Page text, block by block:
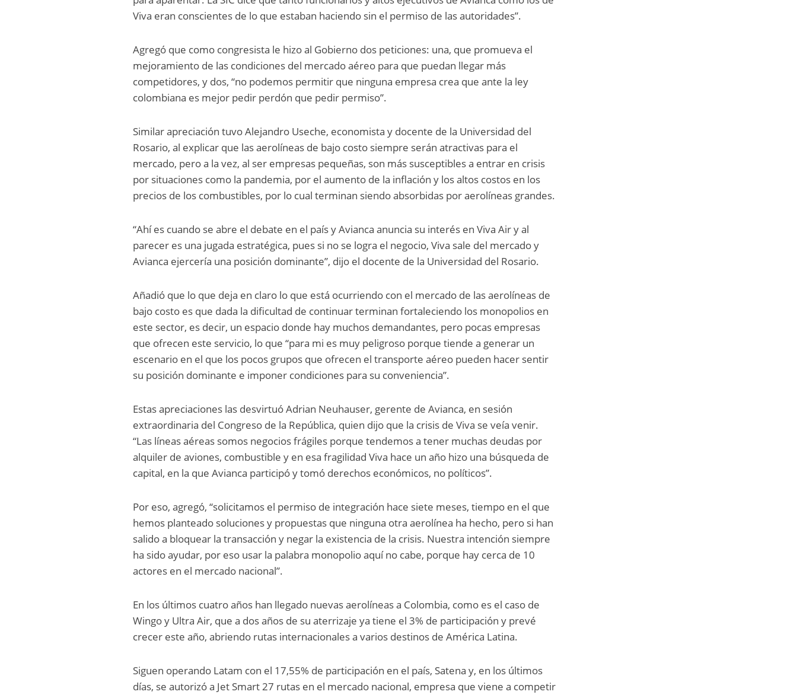
Viva eran conscientes de lo que estaban haciendo sin el permiso de las autoridades”.
Agregó que como congresista le hizo al Gobierno dos peticiones: una, que promueva el
mejoramiento de las condiciones del mercado aéreo para que puedan llegar más
competidores, y dos, “no podemos permitir que ninguna empresa crea que ante la ley
colombiana es mejor pedir perdón que pedir permiso”.
Similar apreciación tuvo Alejandro Useche, economista y docente de la Universidad del
Rosario, al explicar que las aerolíneas de bajo costo siempre serán atractivas para el
mercado, pero a la vez, al ser empresas pequeñas, son más susceptibles a entrar en crisis
por situaciones como la pandemia, por el aumento de la inflación y los altos costos en los
precios de los combustibles, por lo cual terminan siendo absorbidas por aerolíneas grandes.
“Ahí es cuando se abre el debate en el país y Avianca anuncia su interés en Viva Air y al
parecer es una jugada estratégica, pues si no se logra el negocio, Viva sale del mercado y
Avianca ejercería una posición dominante”, dijo el docente de la Universidad del Rosario.
Añadió que lo que deja en claro lo que está ocurriendo con el mercado de las aerolíneas de
bajo costo es que dada la dificultad de continuar terminan fortaleciendo los monopolios en
este sector, es decir, un espacio donde hay muchos demandantes, pero pocas empresas
que ofrecen este servicio, lo que “para mi es muy peligroso porque tiende a generar un
escenario en el que los pocos grupos que ofrecen el transporte aéreo pueden hacer sentir
su posición dominante e imponer condiciones para su conveniencia”.
Estas apreciaciones las desvirtuó Adrian Neuhauser, gerente de Avianca, en sesión
extraordinaria del Congreso de la República, quien dijo que la crisis de Viva se veía venir.
“Las líneas aéreas somos negocios frágiles porque tendemos a tener muchas deudas por
alquiler de aviones, combustible y en esa fragilidad Viva hace un año hizo una búsqueda de
capital, en la que Avianca participó y tomó derechos económicos, no políticos”.
Por eso, agregó, “solicitamos el permiso de integración hace siete meses, tiempo en el que
hemos planteado soluciones y propuestas que ninguna otra aerolínea ha hecho, pero si han
salido a bloquear la transacción y negar la existencia de la crisis. Nuestra intención siempre
ha sido ayudar, por eso usar la palabra monopolio aquí no cabe, porque hay cerca de 10
actores en el mercado nacional”.
En los últimos cuatro años han llegado nuevas aerolíneas a Colombia, como es el caso de
Wingo y Ultra Air, que a dos años de su aterrizaje ya tiene el 3% de participación y prevé
crecer este año, abriendo rutas internacionales a varios destinos de América Latina.
Siguen operando Latam con el 17,55% de participación en el país, Satena y, en los últimos
días, se autorizó a Jet Smart 27 rutas en el mercado nacional, empresa que viene a competir